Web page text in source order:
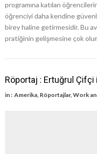
programına katılan
öğrenciyi daha kendine
birey haline getirmesidir. Bu
pratiğinin gelişmesine çok
Röportaj : Ertuğrul Çifçi
in : Amerika, Röportajlar,Work